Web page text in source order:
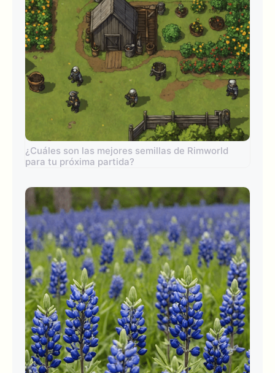
¿Cuáles son las mejores semillas de Rimworld
para tu próxima partida?